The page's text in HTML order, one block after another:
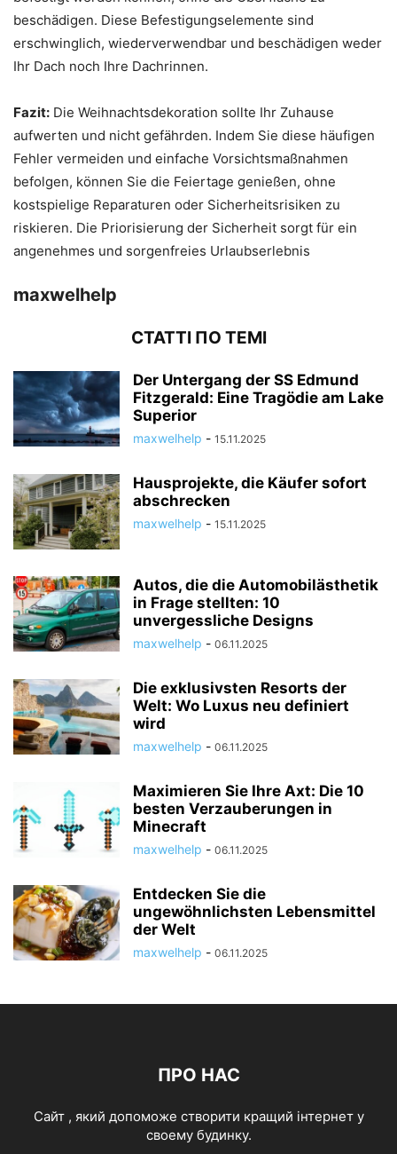
beschädigen. Diese Befestigungselemente sind
erschwinglich, wiederverwendbar und beschädigen weder
Ihr Dach noch Ihre Dachrinnen.
Fazit: Die Weihnachtsdekoration sollte Ihr Zuhause
aufwerten und nicht gefährden. Indem Sie diese häufigen
Fehler vermeiden und einfache Vorsichtsmaßnahmen
befolgen, können Sie die Feiertage genießen, ohne
kostspielige Reparaturen oder Sicherheitsrisiken zu
riskieren. Die Priorisierung der Sicherheit sorgt für ein
angenehmes und sorgenfreies Urlaubserlebnis
maxwelhelp
СТАТТІ ПО ТЕМІ
Der Untergang der SS Edmund
Fitzgerald: Eine Tragödie am Lake
Superior
maxwelhelp - 15.11.2025
Hausprojekte, die Käufer sofort
abschrecken
maxwelhelp - 15.11.2025
Autos, die die Automobilästhetik
in Frage stellten: 10
unvergessliche Designs
maxwelhelp - 06.11.2025
Die exklusivsten Resorts der
Welt: Wo Luxus neu definiert
wird
maxwelhelp - 06.11.2025
Maximieren Sie Ihre Axt: Die 10
besten Verzauberungen in
Minecraft
maxwelhelp - 06.11.2025
Entdecken Sie die
ungewöhnlichsten Lebensmittel
der Welt
maxwelhelp - 06.11.2025
ПРО НАС
Cайт , який допоможе створити кращий інтернет у
своему будинку.